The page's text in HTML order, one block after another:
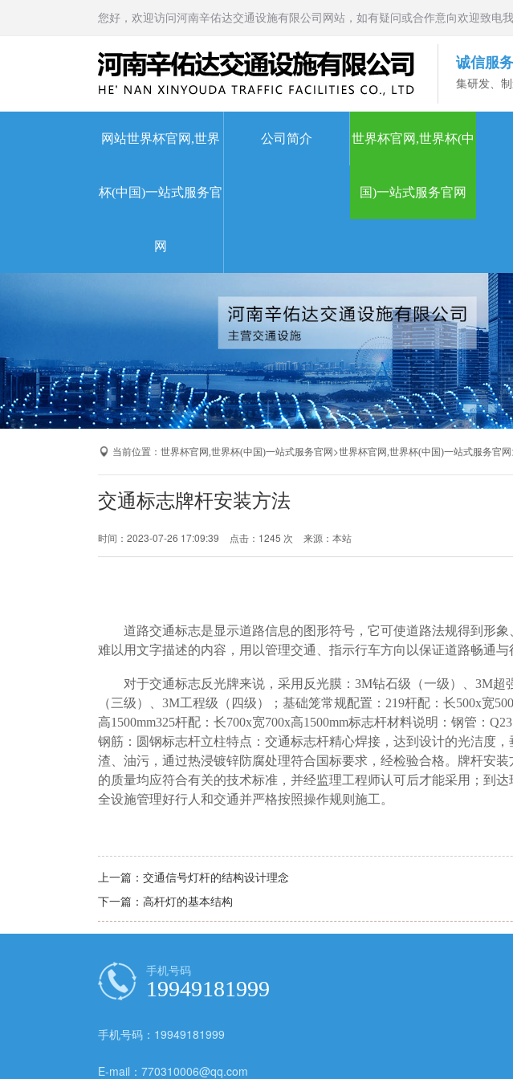
世界杯官网,世界杯(中国)一站式服务官网
您好，欢迎访问河南辛佑达交通设施有限公司网站，如有疑问或合作意向欢迎致电我
诚信服
集研发、
网站世界杯官网,世界
杯(中国)一站式服务官
网
公司简介 世界杯官网,世界杯(中
国)一站式服务官网
当前位置： 世界杯官网,世界杯(中国)一站式服务官网 >世界杯官网,世界杯(中国)一站式服务官网
交通标志牌杆安装方法
时间：2023-07-26 17:09:39 点击：1245 次 来源：本站
道路交通标志是显示道路信息的图形符号，它可使道路法规得到形
难以用文字描述的内容，用以管理交通、指示行车方向以保证道路畅通与
对于交通标志反光牌来说，采用反光膜：3M钻石级（一级）、3M超
（三级）、3M工程级（四级）；基础笼常规配置：219杆配：长500x宽
高1500mm325杆配：长700x宽700x高1500mm标志杆材料说明：钢管：
钢筋：圆钢标志杆立柱特点：交通标志杆精心焊接，达到设计的光洁度
渣、油污，通过热浸镀锌防腐处理符合国标要求，经检验合格。牌杆安
的质量均应符合有关的技术标准，并经监理工程师认可后才能采用；到
全设施管理好行人和交通并严格按照操作规则施工。
上一篇： 交通信号灯杆的结构设计理念
下一篇： 高杆灯的基本结构
手机号码
19949181999
手机号码：19949181999
E-mail：770310006@qq.com